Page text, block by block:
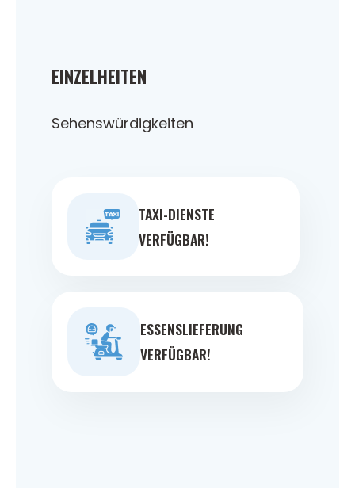
EINZELHEITEN
Sehenswürdigkeiten
TAXI-DIENSTE
VERFÜGBAR!
ESSENSLIEFERUNG
VERFÜGBAR!